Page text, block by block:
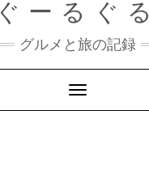
ぐーるぐる
グルメと旅の記録
Toggle
Navigation